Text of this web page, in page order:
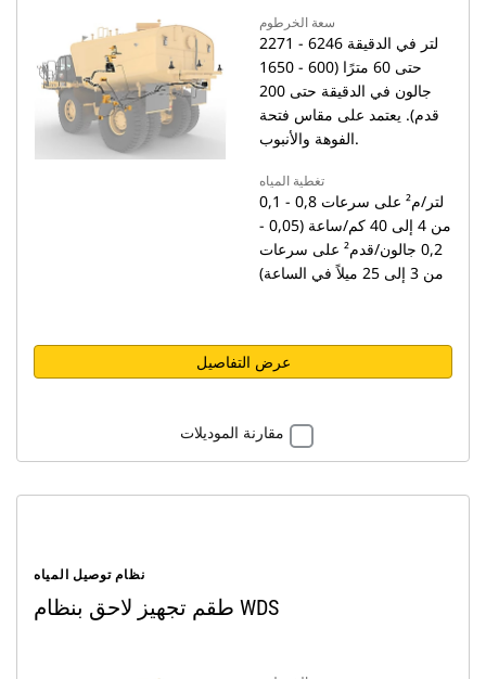
سعة الخرطوم
2271 - 6246 لتر في الدقيقة
حتى 60 مترًا (600 - 1650
جالون في الدقيقة حتى 200
قدم). يعتمد على مقاس فتحة
الفوهة والأنبوب.
تغطية المياه
0,1 - 0,8 لتر/م² على سرعات
من 4 إلى 40 كم/ساعة (0,05 -
0,2 جالون/قدم² على سرعات
من 3 إلى 25 ميلاً في الساعة)
عرض التفاصيل
مقارنة الموديلات
نظام توصيل المياه
طقم تجهيز لاحق بنظام WDS